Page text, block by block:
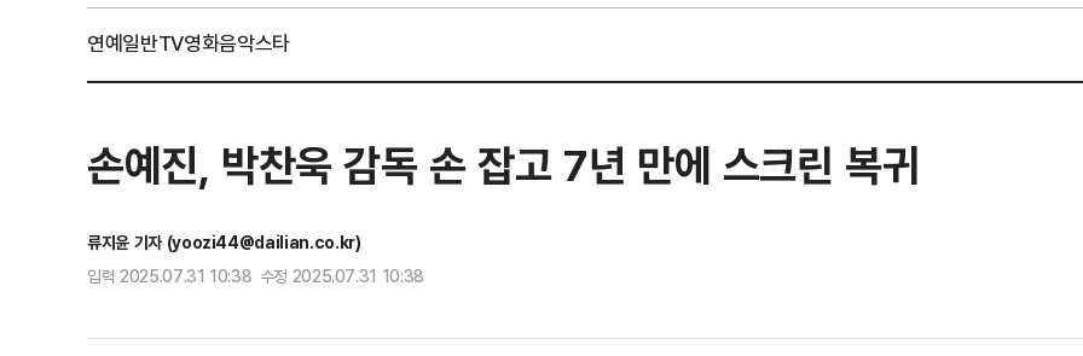
연예일반TV영화음악스타
손예진, 박찬욱 감독 손 잡고 7년 만에 스크린 복귀
류지윤 기자 (yoozi44@dailian.co.kr)
입력 2025.07.31 10:38 수정 2025.07.31 10:38